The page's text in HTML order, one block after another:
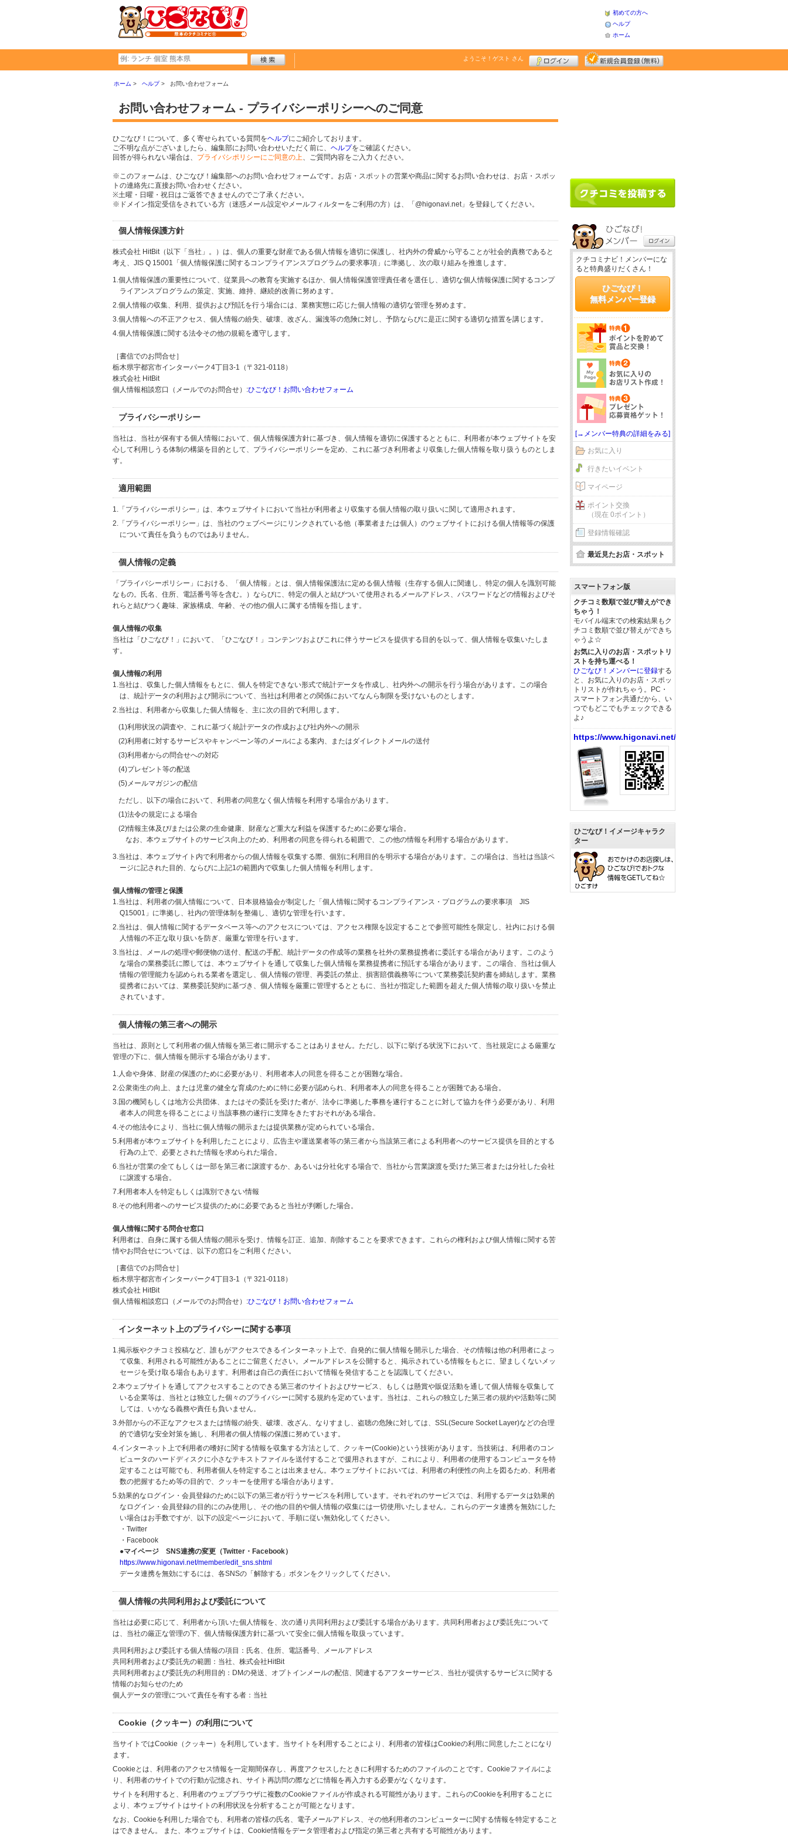
初めての方へ
ヘルプ
ホーム
ようこそ！ ゲスト さん
ホーム ヘルプ お問い合わせフォーム
お問い合わせフォーム - プライバシーポリシーへのご同意
ひごなび！について、多く寄せられている質問をヘルプにご紹介しております。
ご不明な点がございましたら、編集部にお問い合わせいただく前に、 ヘルプをご確認ください。
回答が得られない場合は、 プライバシポリシーにご同意の上、ご質問内容をご入力ください。
※このフォームは、ひごなび！編集部へのお問い合わせフォームです。お店・スポットの営業や商品に関するお問い合わせは、お店・スポッ
トの連絡先に直接お問い合わせください。
※土曜・日曜・祝日はご返答できませんのでご了承ください。
※ドメイン指定受信をされている方（迷惑メール設定やメールフィルターをご利用の方）は、「@higonavi.net」を登録してください。
個人情報保護方針
株式会社 HitBit（以下「当社」。）は、個人の重要な財産である個人情報を適切に保護し、社内外の脅威から守ることが社会的責務であると
考え、JIS Q 15001「個人情報保護に関するコンプライアンスプログラムの要求事項」に準拠し、次の取り組みを推進します。
1.個人情報保護の重要性について、従業員への教育を実施するほか、個人情報保護管理責任者を選任し、適切な個人情報保護に関するコンプ
ライアンスプログラムの策定、実施、維持、継続的改善に努めます。
2.個人情報の収集、利用、提供および預託を行う場合には、業務実態に応じた個人情報の適切な管理を努めます。
3.個人情報への不正アクセス、個人情報の紛失、破壊、改ざん、漏洩等の危険に対し、予防ならびに是正に関する適切な措置を講じます。
4.個人情報保護に関する法令その他の規範を遵守します。
［書信でのお問合せ］
栃木県宇都宮市インターパーク4丁目3-1（〒321-0118）
株式会社 HitBit
個人情報相談窓口（メールでのお問合せ）:ひごなび！お問い合わせフォーム
プライバシーポリシー
当社は、当社が保有する個人情報において、個人情報保護方針に基づき、個人情報を適切に保護するとともに、利用者が本ウェブサイトを安
心して利用しうる体制の構築を目的として、プライバシーポリシーを定め、これに基づき利用者より収集した個人情報を取り扱うものとしま
す。
適用範囲
1.「プライバシーポリシー」は、本ウェブサイトにおいて当社が利用者より収集する個人情報の取り扱いに関して適用されます。
2.「プライバシーポリシー」は、当社のウェブページにリンクされている他（事業者または個人）のウェブサイトにおける個人情報等の保護
について責任を負うものではありません。
個人情報の定義
「プライバシーポリシー」における、「個人情報」とは、個人情報保護法に定める個人情報（生存する個人に関連し、特定の個人を識別可能
なもの。氏名、住所、電話番号等を含む。）ならびに、特定の個人と結びついて使用されるメールアドレス、パスワードなどの情報およびそ
れらと結びつく趣味、家族構成、年齢、その他の個人に属する情報を指します。
個人情報の収集
当社は「ひごなび！」において、「ひごなび！」コンテンツおよびこれに伴うサービスを提供する目的を以って、個人情報を収集いたしま
す。
個人情報の利用
1.当社は、収集した個人情報をもとに、個人を特定できない形式で統計データを作成し、社内外への開示を行う場合があります。この場合
は、統計データの利用および開示について、当社は利用者との関係においてなんら制限を受けないものとします。
2.当社は、利用者から収集した個人情報を、主に次の目的で利用します。
(1)利用状況の調査や、これに基づく統計データの作成および社内外への開示
(2)利用者に対するサービスやキャンペーン等のメールによる案内、またはダイレクトメールの送付
(3)利用者からの問合せへの対応
(4)プレゼント等の配送
(5)メールマガジンの配信
ただし、以下の場合において、利用者の同意なく個人情報を利用する場合があります。
(1)法令の規定による場合
(2)情報主体及び/または公衆の生命健康、財産など重大な利益を保護するために必要な場合。
なお、本ウェブサイトのサービス向上のため、利用者の同意を得られる範囲で、この他の情報を利用する場合があります。
3.当社は、本ウェブサイト内で利用者からの個人情報を収集する際、個別に利用目的を明示する場合があります。この場合は、当社は当該ペ
ージに記された目的、ならびに上記1の範囲内で収集した個人情報を利用します。
個人情報の管理と保護
1.当社は、利用者の個人情報について、日本規格協会が制定した「個人情報に関するコンプライアンス・プログラムの要求事項 JIS
Q15001」に準拠し、社内の管理体制を整備し、適切な管理を行います。
2.当社は、個人情報に関するデータベース等へのアクセスについては、アクセス権限を設定することで参照可能性を限定し、社内における個
人情報の不正な取り扱いを防ぎ、厳重な管理を行います。
3.当社は、メールの処理や郵便物の送付、配送の手配、統計データの作成等の業務を社外の業務提携者に委託する場合があります。このよう
な場合の業務委託に際しては、本ウェブサイトを通して収集した個人情報を業務提携者に預託する場合があります。この場合、当社は個人
情報の管理能力を認められる業者を選定し、個人情報の管理、再委託の禁止、損害賠償義務等について業務委託契約書を締結します。業務
提携者においては、業務委託契約に基づき、個人情報を厳重に管理するとともに、当社が指定した範囲を超えた個人情報の取り扱いを禁止
されています。
個人情報の第三者への開示
当社は、原則として利用者の個人情報を第三者に開示することはありません。ただし、以下に挙げる状況下において、当社規定による厳重な
管理の下に、個人情報を開示する場合があります。
1.人命や身体、財産の保護のために必要があり、利用者本人の同意を得ることが困難な場合。
2.公衆衛生の向上、または児童の健全な育成のために特に必要が認められ、利用者本人の同意を得ることが困難である場合。
3.国の機関もしくは地方公共団体、またはその委託を受けた者が、法令に準拠した事務を遂行することに対して協力を伴う必要があり、利用
者本人の同意を得ることにより当該事務の遂行に支障をきたすおそれがある場合。
4.その他法令により、当社に個人情報の開示または提供業務が定められている場合。
5.利用者が本ウェブサイトを利用したことにより、広告主や運送業者等の第三者から当該第三者による利用者へのサービス提供を目的とする
行為の上で、必要とされた情報を求められた場合。
6.当社が営業の全てもしくは一部を第三者に譲渡するか、あるいは分社化する場合で、当社から営業譲渡を受けた第三者または分社した会社
に譲渡する場合。
7.利用者本人を特定もしくは識別できない情報
8.その他利用者へのサービス提供のために必要であると当社が判断した場合。
個人情報に関する問合せ窓口
利用者は、自身に属する個人情報の開示を受け、情報を訂正、追加、削除することを要求できます。これらの権利および個人情報に関する苦
情やお問合せについては、以下の窓口をご利用ください。
［書信でのお問合せ］
栃木県宇都宮市インターパーク4丁目3-1（〒321-0118）
株式会社 HitBit
個人情報相談窓口（メールでのお問合せ）:ひごなび！お問い合わせフォーム
インターネット上のプライバシーに関する事項
1.掲示板やクチコミ投稿など、誰もがアクセスできるインターネット上で、自発的に個人情報を開示した場合、その情報は他の利用者によっ
て収集、利用される可能性があることにご留意ください。メールアドレスを公開すると、掲示されている情報をもとに、望ましくないメッ
セージを受け取る場合もあります。利用者は自己の責任において情報を発信することを認識してください。
2.本ウェブサイトを通してアクセスすることのできる第三者のサイトおよびサービス、もしくは懸賞や販促活動を通して個人情報を収集して
いる企業等は、当社とは独立した個々のプライバシーに関する規約を定めています。当社は、これらの独立した第三者の規約や活動等に関
しては、いかなる義務や責任も負いません。
3.外部からの不正なアクセスまたは情報の紛失、破壊、改ざん、なりすまし、盗聴の危険に対しては、SSL(Secure Socket Layer)などの合理
的で適切な安全対策を施し、利用者の個人情報の保護に努めています。
4.インターネット上で利用者の嗜好に関する情報を収集する方法として、クッキー(Cookie)という技術があります。当技術は、利用者のコン
ピュータのハードディスクに小さなテキストファイルを送付することで援用されますが、これにより、利用者の使用するコンピュータを特
定することは可能でも、利用者個人を特定することは出来ません。本ウェブサイトにおいては、利用者の利便性の向上を図るため、利用者
数の把握するため等の目的で、クッキーを使用する場合があります。
5.効果的なログイン・会員登録のために以下の第三者が行うサービスを利用しています。それぞれのサービスでは、利用するデータは効果的
なログイン・会員登録の目的にのみ使用し、その他の目的や個人情報の収集には一切使用いたしません。これらのデータ連携を無効にした
い場合はお手数ですが、以下の設定ページにおいて、手順に従い無効化してください。
・Twitter
・Facebook
●マイページ SNS連携の変更（Twitter・Facebook）
https://www.higonavi.net/member/edit_sns.shtml
データ連携を無効にするには、各SNSの「解除する」ボタンをクリックしてください。
個人情報の共同利用および委託について
当社は必要に応じて、利用者から頂いた個人情報を、次の通り共同利用および委託する場合があります。共同利用者および委託先について
は、当社の厳正な管理の下、個人情報保護方針に基づいて安全に個人情報を取扱っています。
共同利用および委託する個人情報の項目：氏名、住所、電話番号、メールアドレス
共同利用者および委託先の範囲：当社、株式会社HitBit
共同利用者および委託先の利用目的：DMの発送、オプトインメールの配信、関連するアフターサービス、当社が提供するサービスに関する
情報のお知らせのため
個人データの管理について責任を有する者：当社
Cookie（クッキー）の利用について
当サイトではCookie（クッキー）を利用しています。当サイトを利用することにより、利用者の皆様はCookieの利用に同意したことになり
ます。
Cookieとは、利用者のアクセス情報を一定期間保存し、再度アクセスしたときに利用するためのファイルのことです。Cookieファイルによ
り、利用者のサイトでの行動が記憶され、サイト再訪問の際などに情報を再入力する必要がなくなります。
サイトを利用すると、利用者のウェブブラウザに複数のCookieファイルが作成される可能性があります。これらのCookieを利用することに
より、本ウェブサイトはサイトの利用状況を分析することが可能となります。
なお、Cookieを利用した場合でも、利用者の皆様の氏名、電子メールアドレス、その他利用者のコンピューターに関する情報を特定すること
はできません。 また、本ウェブサイトは、Cookie情報をデータ管理者および指定の第三者と共有する可能性があります。
クチコミナビ！メンバーにな
ると特典盛りだくさん！
ひごなび！
無料メンバー登録
[→メンバー特典の詳細をみる]
お気に入り
行きたいイベント
マイページ
ポイント交換
（現在 0ポイント）
登録情報確認
最近見たお店・スポット
スマートフォン版
クチコミ数順で並び替えができ
ちゃう！
モバイル端末での検索結果もク
チコミ数順で並び替えができち
ゃうよ☆
お気に入りのお店・スポットリ
ストを持ち運べる！
ひごなび！メンバーに登録する
と、お気に入りのお店・スポッ
トリストが作れちゃう。PC・
スマートフォン共通だから、い
つでもどこでもチェックできる
よ♪
https://www.higonavi.net/
ひごなび！イメージキャラク
ター